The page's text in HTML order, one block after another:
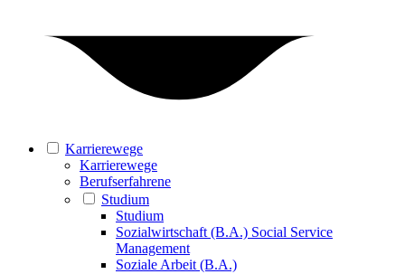
Karrierewege
Karrierewege
Berufserfahrene
Studium
Studium
Sozialwirtschaft (B.A.) Social Service
Management
Soziale Arbeit (B.A.)